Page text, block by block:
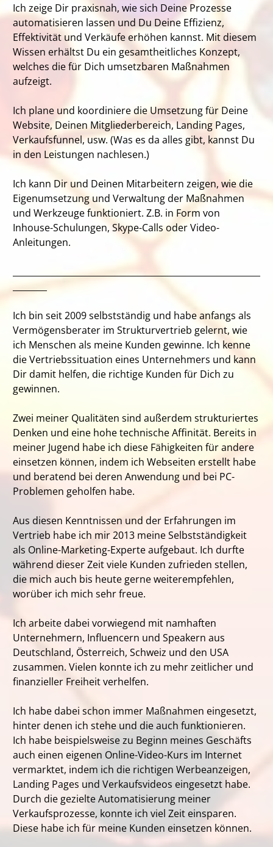
Ich zeige Dir praxisnah, wie sich Deine Prozesse
automatisieren lassen und Du Deine Effizienz,
Effektivität und Verkäufe erhöhen kannst. Mit diesem
Wissen erhältst Du ein gesamtheitliches Konzept,
welches die für Dich umsetzbaren Maßnahmen
aufzeigt.
Ich plane und koordiniere die Umsetzung für Deine
Website, Deinen Mitgliederbereich, Landing Pages,
Verkaufsfunnel, usw. (Was es da alles gibt, kannst Du
in den Leistungen nachlesen.)
Ich kann Dir und Deinen Mitarbeitern zeigen, wie die
Eigenumsetzung und Verwaltung der Maßnahmen
und Werkzeuge funktioniert. Z.B. in Form von
Inhouse-Schulungen, Skype-Calls oder Video-
Anleitungen.
__________________________________________________________
________
Ich bin seit 2009 selbstständig und habe anfangs als
Vermögensberater im Strukturvertrieb gelernt, wie
ich Menschen als meine Kunden gewinne. Ich kenne
die Vertriebssituation eines Unternehmers und kann
Dir damit helfen, die richtige Kunden für Dich zu
gewinnen.
Zwei meiner Qualitäten sind außerdem strukturiertes
Denken und eine hohe technische Affinität. Bereits in
meiner Jugend habe ich diese Fähigkeiten für andere
einsetzen können, indem ich Webseiten erstellt habe
und beratend bei deren Anwendung und bei PC-
Problemen geholfen habe.
Aus diesen Kenntnissen und der Erfahrungen im
Vertrieb habe ich mir 2013 meine Selbstständigkeit
als Online-Marketing-Experte aufgebaut. Ich durfte
während dieser Zeit viele Kunden zufrieden stellen,
die mich auch bis heute gerne weiterempfehlen,
worüber ich mich sehr freue.
Ich arbeite dabei vorwiegend mit namhaften
Unternehmern, Influencern und Speakern aus
Deutschland, Österreich, Schweiz und den USA
zusammen. Vielen konnte ich zu mehr zeitlicher und
finanzieller Freiheit verhelfen.
Ich habe dabei schon immer Maßnahmen eingesetzt,
hinter denen ich stehe und die auch funktionieren.
Ich habe beispielsweise zu Beginn meines Geschäfts
auch einen eigenen Online-Video-Kurs im Internet
vermarktet, indem ich die richtigen Werbeanzeigen,
Landing Pages und Verkaufsvideos eingesetzt habe.
Durch die gezielte Automatisierung meiner
Verkaufsprozesse, konnte ich viel Zeit einsparen.
Diese habe ich für meine Kunden einsetzen können.